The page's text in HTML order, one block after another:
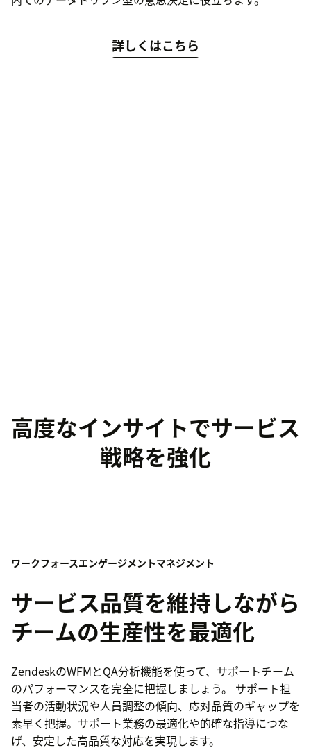
詳しくはこちら
高度なインサイトでサービス
戦略を強化
ワークフォースエンゲージメントマネジメント
サービス品質を維持しながら
チームの生産性を最適化
ZendeskのWFMとQA分析機能を使って、サポートチーム
のパフォーマンスを完全に把握しましょう。 サポート担
当者の活動状況や人員調整の傾向、応対品質のギャップを
素早く把握。サポート業務の最適化や的確な指導につな
げ、安定した高品質な対応を実現します。